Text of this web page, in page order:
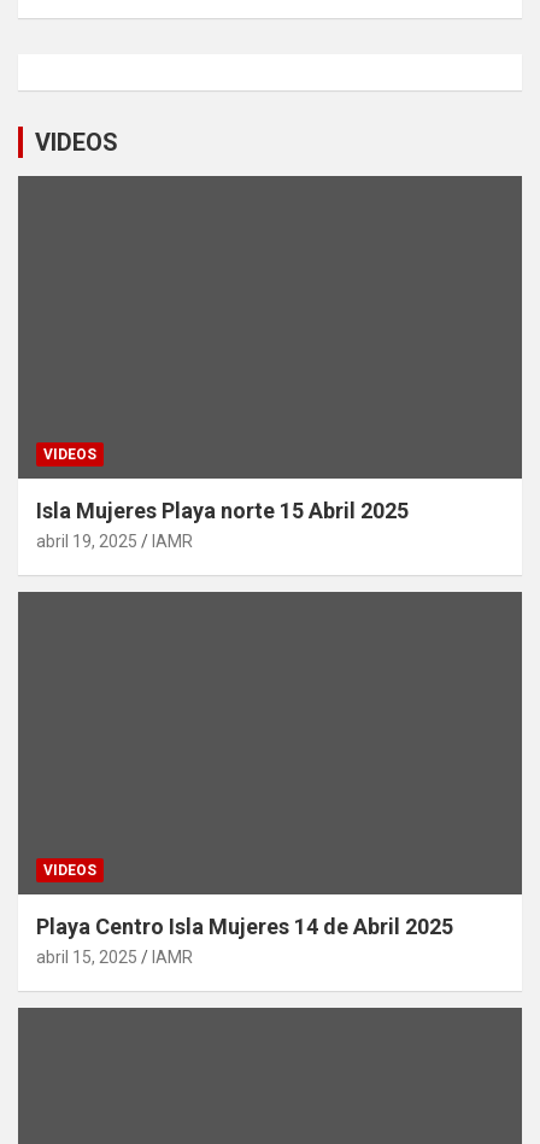
VIDEOS
VIDEOS
Isla Mujeres Playa norte 15 Abril 2025
abril 19, 2025 IAMR
VIDEOS
Playa Centro Isla Mujeres 14 de Abril 2025
abril 15, 2025 IAMR